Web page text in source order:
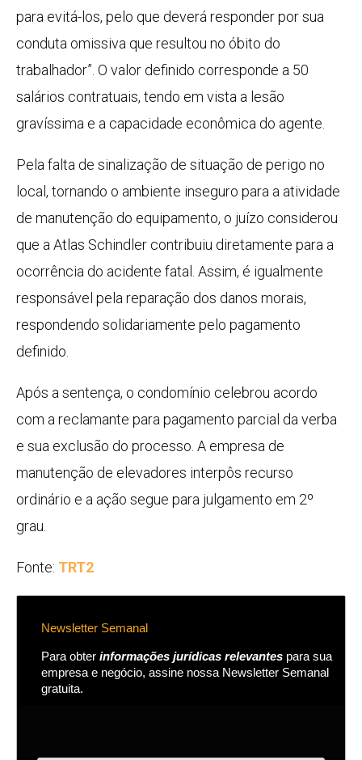
para evitá-los, pelo que deverá responder por sua
conduta omissiva que resultou no óbito do
trabalhador”. O valor definido corresponde a 50
salários contratuais, tendo em vista a lesão
gravíssima e a capacidade econômica do agente.
Pela falta de sinalização de situação de perigo no
local, tornando o ambiente inseguro para a atividade
de manutenção do equipamento, o juízo considerou
que a Atlas Schindler contribuiu diretamente para a
ocorrência do acidente fatal. Assim, é igualmente
responsável pela reparação dos danos morais,
respondendo solidariamente pelo pagamento
definido.
Após a sentença, o condomínio celebrou acordo
com a reclamante para pagamento parcial da verba
e sua exclusão do processo. A empresa de
manutenção de elevadores interpôs recurso
ordinário e a ação segue para julgamento em 2º
grau.
Fonte: TRT2
Newsletter Semanal
Para obter informações jurídicas relevantes para sua
empresa e negócio, assine nossa Newsletter Semanal
gratuita.